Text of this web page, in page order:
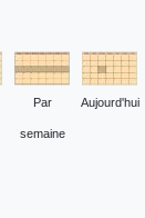
Par
semaine
Aujourd'hui